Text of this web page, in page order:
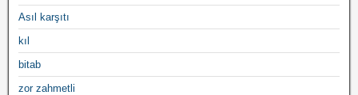
Asıl karşıtı
kıl
bitab
zor zahmetli